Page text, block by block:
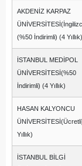
AKDENİZ KARPAZ
(%50 İndirimli) (4 Yıllık)
İSTANBUL MEDİPOL
ÜNİVERSİTESİ(%50
İndirimli) (4 Yıllık)
HASAN KALYONCU
Yıllık)
İSTANBUL BİLGİ